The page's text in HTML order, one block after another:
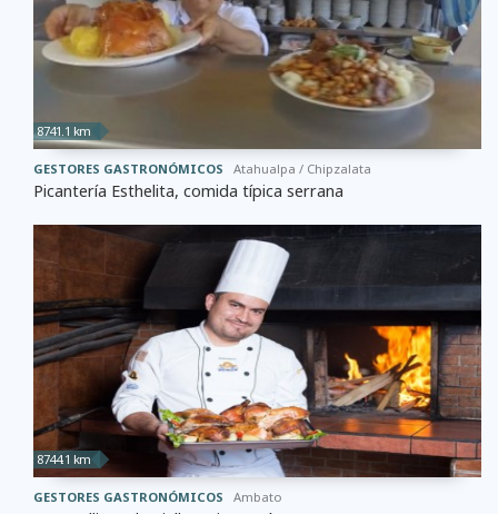
8741.1 km
GESTORES GASTRONÓMICOS Atahualpa / Chipzalata
Picantería Esthelita, comida típica serrana
8744.1 km
GESTORES GASTRONÓMICOS Ambato